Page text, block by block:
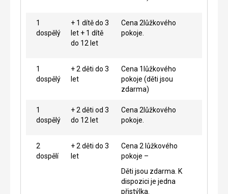
1
dospělý
+ 1 dítě do 3
let + 1 dítě
do 12 let
Cena 2lůžkového
pokoje.
1
dospělý
+ 2 děti do 3
let
Cena 1lůžkového
pokoje (děti jsou
zdarma)
1
dospělý
+ 2 děti od 3
do 12 let
Cena 2lůžkového
pokoje.
2
dospělí
+ 2 děti do 3
let
Cena 2 lůžkového
pokoje –
Děti jsou zdarma. K
dispozici je jedna
přistýlka.